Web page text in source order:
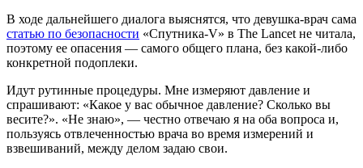
В ходе дальнейшего диалога выяснятся, что девушка-врач сама
статью по безопасности «Спутника-V» в The Lancet не читала,
поэтому ее опасения — самого общего плана, без какой-либо
конкретной подоплеки.
Идут рутинные процедуры. Мне измеряют давление и
спрашивают: «Какое у вас обычное давление? Сколько вы
весите?». «Не знаю», — честно отвечаю я на оба вопроса и,
пользуясь отвлеченностью врача во время измерений и
взвешиваний, между делом задаю свои.